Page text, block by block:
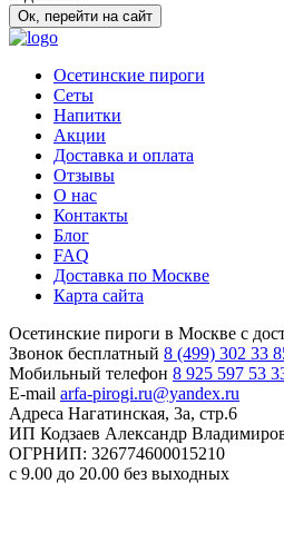
Ок, перейти на сайт
Осетинские пироги
Сеты
Напитки
Акции
Доставка и оплата
Отзывы
О нас
Контакты
Блог
FAQ
Доставка по Москве
Карта сайта
Осетинские пироги в Москве с
Звонок бесплатный 8 (499) 302 33
Мобильный телефон 8 925 597 53
E-mail arfa-pirogi.ru@yandex.ru
Адреса Нагатинская, 3а, стр.6
ИП Кодзаев Александр
ОГРНИП: 326774600015210
с 9.00 до 20.00 без выходных